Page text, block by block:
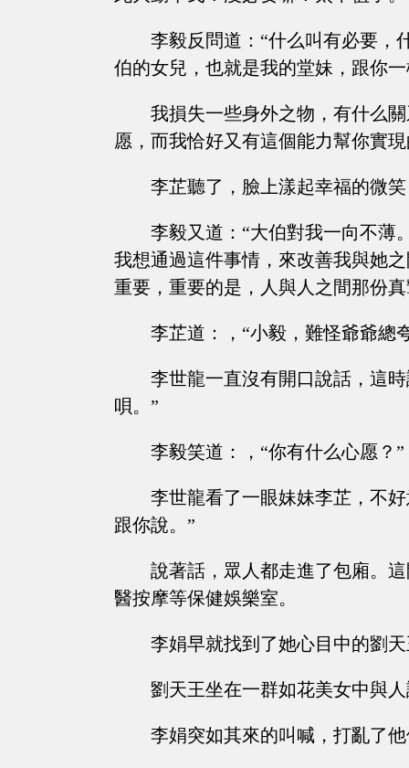
李毅反問道：“什么叫有必要，
伯的女兒，也就是我的堂妹，跟你
我損失一些身外之物，有什么
愿，而我恰好又有這個能力幫你實
李芷聽了，臉上漾起幸福的微
李毅又道：“大伯對我一向不薄
我想通過這件事情，來改善我與她
重要，重要的是，人與人之間那份
李芷道：，“小毅，難怪爺爺總
李世龍一直沒有開口說話，這
唄。”
李毅笑道：，“你有什么心愿？”
李世龍看了一眼妹妹李芷，不
跟你說。”
說著話，眾人都走進了包廂。
醫按摩等保健娛樂室。
李娟早就找到了她心目中的劉
劉天王坐在一群如花美女中與
李娟突如其來的叫喊，打亂了